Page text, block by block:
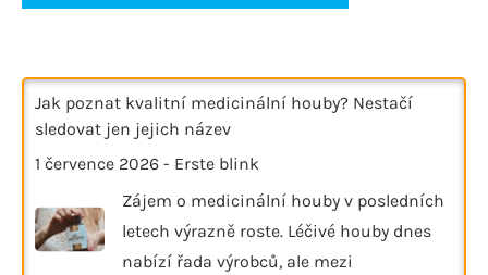
Jak poznat kvalitní medicinální houby? Nestačí
sledovat jen jejich název
1 července 2026 - Erste blink
Zájem o medicinální houby v posledních
letech výrazně roste. Léčivé houby dnes
nabízí řada výrobců, ale mezi